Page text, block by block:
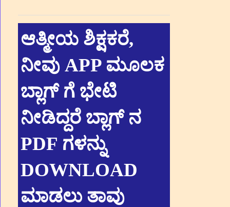
ಆತ್ಮೀಯ ಶಿಕ್ಷಕರೆ,
ನೀವು APP ಮೂಲಕ
ಬ್ಲಾಗ್ ಗೆ ಭೇಟಿ
ನೀಡಿದ್ದರೆ ಬ್ಲಾಗ್ ನ
PDF ಗಳನ್ನು
DOWNLOAD
ಮಾಡಲು ತಾವು